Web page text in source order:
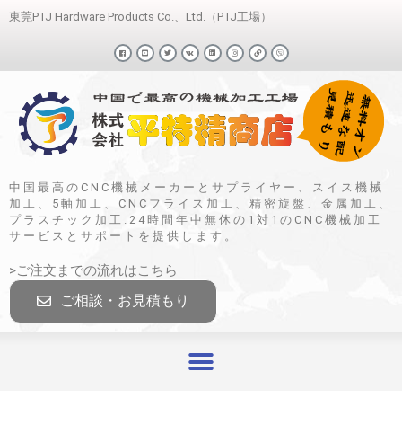
東莞PTJ Hardware Products Co.、Ltd.（PTJ工場）
中国最高のCNC機械メーカーとサプライヤー、スイス機械
加工、5軸加工、CNCフライス加工、精密旋盤、金属加工、
プラスチック加工.24時間年中無休の1対1のCNC機械加工
サービスとサポートを提供します。
>ご注文までの流れはこちら
ご相談・お見積もり